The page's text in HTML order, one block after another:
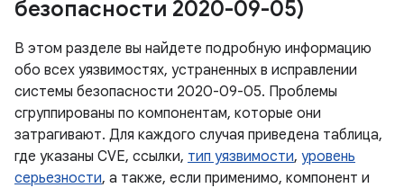
безопасности 2020-09-05)
В этом разделе вы найдете подробную информацию
обо всех уязвимостях, устраненных в исправлении
системы безопасности 2020-09-05. Проблемы
сгруппированы по компонентам, которые они
затрагивают. Для каждого случая приведена таблица,
где указаны CVE, ссылки, тип уязвимости, уровень
серьезности, а также, если применимо, компонент и